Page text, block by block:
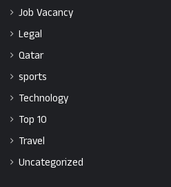
Job Vacancy
Legal
Qatar
sports
Technology
Top 10
Travel
Uncategorized